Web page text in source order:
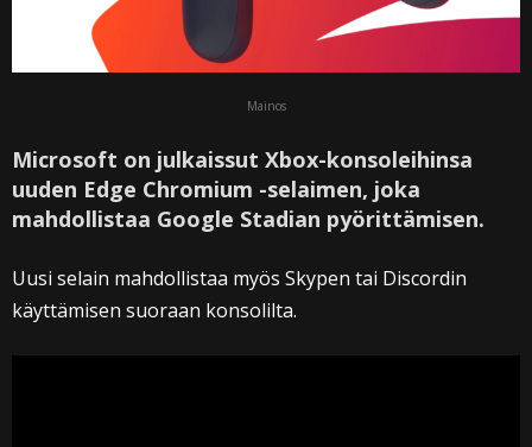
Mainos
Microsoft on julkaissut Xbox-konsoleihinsa
uuden Edge Chromium -selaimen, joka
mahdollistaa Google Stadian pyörittämisen.
Uusi selain mahdollistaa myös Skypen tai Discordin
käyttämisen suoraan konsolilta.